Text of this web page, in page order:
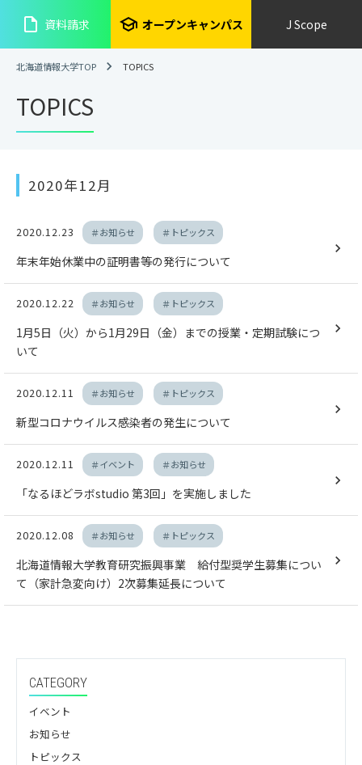
insert_drive_file 資料請求 school オープンキャンパス J Scope
北海道情報大学TOP TOPICS
TOPICS
2020年12月
2020.12.23 ＃お知らせ ＃トピックス
年末年始休業中の証明書等の発行について
2020.12.22 ＃お知らせ ＃トピックス
1月5日（火）から1月29日（金）までの授業・定期試験につ
いて
2020.12.11 ＃お知らせ ＃トピックス
新型コロナウイルス感染者の発生について
2020.12.11 ＃イベント ＃お知らせ
「なるほどラボstudio 第3回」を実施しました
2020.12.08 ＃お知らせ ＃トピックス
北海道情報大学教育研究振興事業 給付型奨学生募集につい
て（家計急変向け）2次募集延長について
CATEGORY
イベント
お知らせ
トピックス